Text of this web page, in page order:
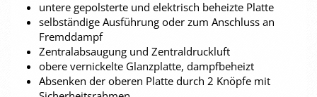
untere gepolsterte und elektrisch beheizte Platte
selbständige Ausführung oder zum Anschluss an
Fremddampf
Zentralabsaugung und Zentraldruckluft
obere vernickelte Glanzplatte, dampfbeheizt
Absenken der oberen Platte durch 2 Knöpfe mit